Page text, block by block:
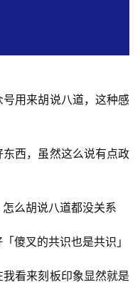
用来胡说八道，这种感
西，虽然这么说有点政
么胡说八道都没关系
傻叉的共识也是共识」
看来刻板印象显然就是